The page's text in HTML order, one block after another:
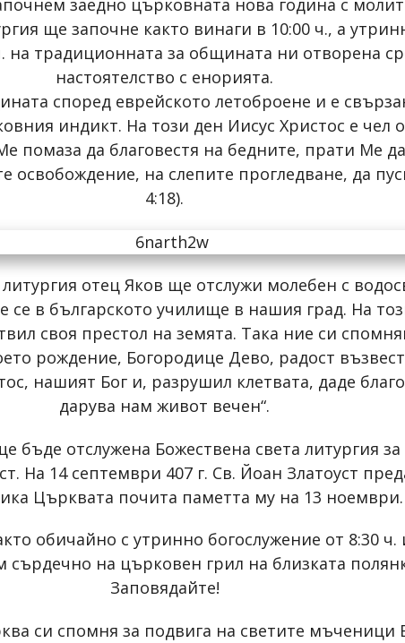
ще започне както винаги в 10:00 ч., а
на традиционната за общината ни отворена
настоятелство с енорията.
според еврейското летоброене и е
индикт. На този ден Иисус Христос е чел
помаза да благовестя на бедните, прати Ме
на слепите прогледване, да
4:18).
отец Яков ще отслужи молебен с
в българското училище в нашия град. На
своя престол на земята. Така ние си
рождение, Богородице Дево, радост
нашият Бог и, разрушил клетвата, даде
дарува нам живот вечен“.
бъде отслужена Божествена света литургия
На 14 септември 407 г. Св. Йоан Златоуст
Църквата почита паметта му на 13 ноември.
обичайно с утринно богослужение от 8:30 ч.
сърдечно на църковен грил на близката
Заповядайте!
си спомня за подвига на светите